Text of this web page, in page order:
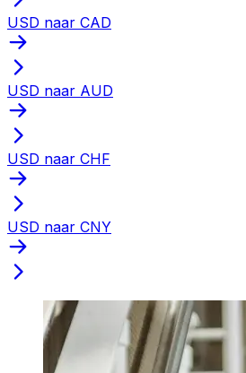
USD naar CAD
USD naar AUD
USD naar CHF
USD naar CNY